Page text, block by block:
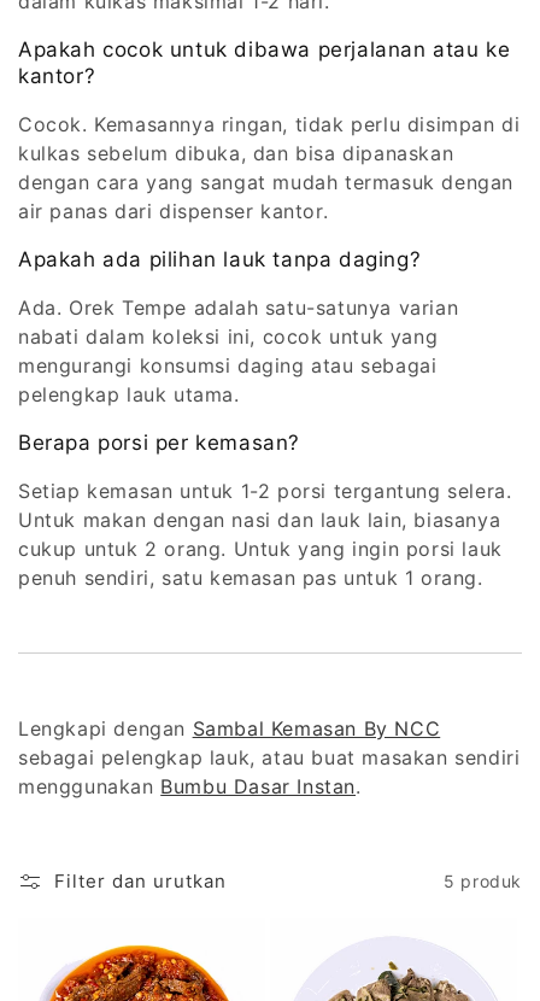
Apakah cocok untuk dibawa perjalanan atau ke
kantor?
Cocok. Kemasannya ringan, tidak perlu disimpan di
kulkas sebelum dibuka, dan bisa dipanaskan
dengan cara yang sangat mudah termasuk dengan
air panas dari dispenser kantor.
Apakah ada pilihan lauk tanpa daging?
Ada. Orek Tempe adalah satu-satunya varian
nabati dalam koleksi ini, cocok untuk yang
mengurangi konsumsi daging atau sebagai
pelengkap lauk utama.
Berapa porsi per kemasan?
Setiap kemasan untuk 1-2 porsi tergantung selera.
Untuk makan dengan nasi dan lauk lain, biasanya
cukup untuk 2 orang. Untuk yang ingin porsi lauk
penuh sendiri, satu kemasan pas untuk 1 orang.
Lengkapi dengan Sambal Kemasan By NCC
sebagai pelengkap lauk, atau buat masakan sendiri
menggunakan Bumbu Dasar Instan.
Filter dan urutkan 5 produk